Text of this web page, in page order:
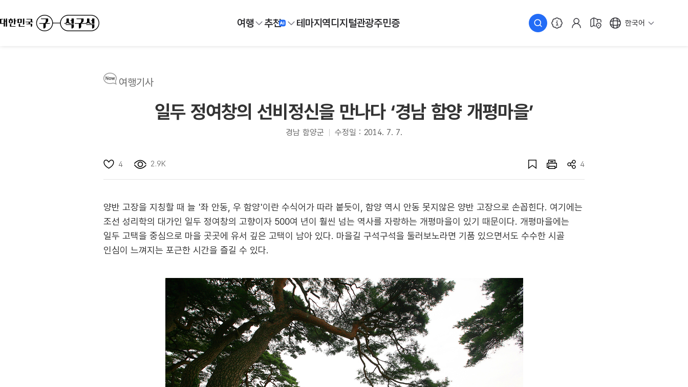
여행 추천 테마지역디지털관광주민증 한국어
여행기사
일두 정여창의 선비정신을 만나다 ‘경남 함양 개평마을’
경남 함양군 수정일 : 2014. 7. 7.
4 2.9K 4
양반 고장을 지칭할 때 늘 '좌 안동, 우 함양'이란 수식어가 따라 붙듯이, 함양 역시 안동 못지않은 양반 고장으로 손꼽힌다. 여기에는
조선 성리학의 대가인 일두 정여창의 고향이자 500여 년이 훨씬 넘는 역사를 자랑하는 개평마을이 있기 때문이다. 개평마을에는
일두 고택을 중심으로 마을 곳곳에 유서 깊은 고택이 남아 있다. 마을길 구석구석을 둘러보노라면 기품 있으면서도 수수한 시골
인심이 느껴지는 포근한 시간을 즐길 수 있다.